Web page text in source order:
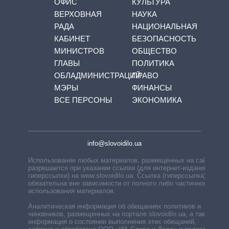
ОФИС
ВЕРХОВНАЯ
РАДА
КАБИНЕТ
МИНИСТРОВ
ГЛАВЫ
ОБЛАДМИНИСТРАЦИЙ
МЭРЫ
ВСЕ ПЕРСОНЫ
КУЛЬТУРА
НАУКА
НАЦИОНАЛЬНАЯ
БЕЗОПАСНОСТЬ
ОБЩЕСТВО
ПОЛИТИКА
ПРАВО
ФИНАНСЫ
ЭКОНОМИКА
info@slovoidilo.ua
Использование любых материалов, размещённых на сайте,
разрешается при указании ссылки (для интернет-изданий —
гиперссылки) на www.slovoidilo.ua. Ссылка (гиперссылка)
обязательна вне зависимости от полного либо частичного
использования материалов.
Аналитическая информация об обещаниях политиков и
чиновников, размещенных на портале slovoidilo.ua, а также
информация о состоянии выполнения этих обещаний,